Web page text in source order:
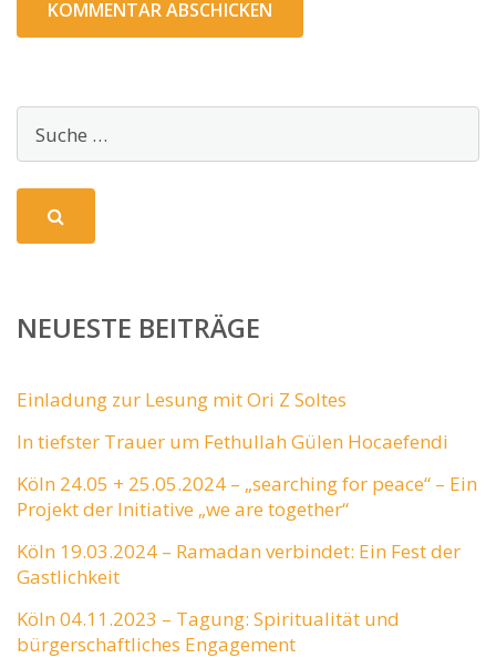
NEUESTE BEITRÄGE
Einladung zur Lesung mit Ori Z Soltes
In tiefster Trauer um Fethullah Gülen Hocaefendi
Köln 24.05 + 25.05.2024 – „searching for peace“ – Ein
Projekt der Initiative „we are together“
Köln 19.03.2024 – Ramadan verbindet: Ein Fest der
Gastlichkeit
Köln 04.11.2023 – Tagung: Spiritualität und
bürgerschaftliches Engagement